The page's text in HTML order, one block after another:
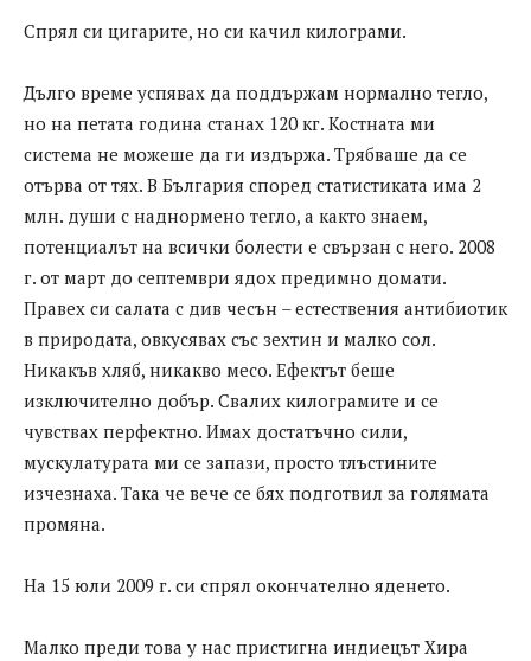
Спрял си цигарите, но си качил килограми.
Дълго време успявах да поддържам нормално тегло,
но на петата година станах 120 кг. Костната ми
система не можеше да ги издържа. Трябваше да се
отърва от тях. В България според статистиката има 2
млн. души с наднормено тегло, а както знаем,
потенциалът на всички болести е свързан с него. 2008
г. от март до септември ядох предимно домати.
Правех си салата с див чесън – естествения антибиотик
в природата, овкусявах със зехтин и малко сол.
Никакъв хляб, никакво месо. Ефектът беше
изключително добър. Свалих килограмите и се
чувствах перфектно. Имах достатъчно сили,
мускулатурата ми се запази, просто тлъстините
изчезнаха. Така че вече се бях подготвил за голямата
промяна.
На 15 юли 2009 г. си спрял окончателно яденето.
Малко преди това у нас пристигна индиецът Хира